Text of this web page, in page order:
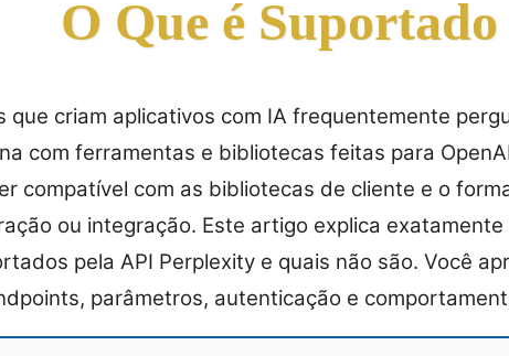
O Que é Suportado
que criam aplicativos com IA frequentemente
com ferramentas e bibliotecas feitas para
compatível com as bibliotecas de cliente e o
ou integração. Este artigo explica
pela API Perplexity e quais não são. Você
parâmetros, autenticação e